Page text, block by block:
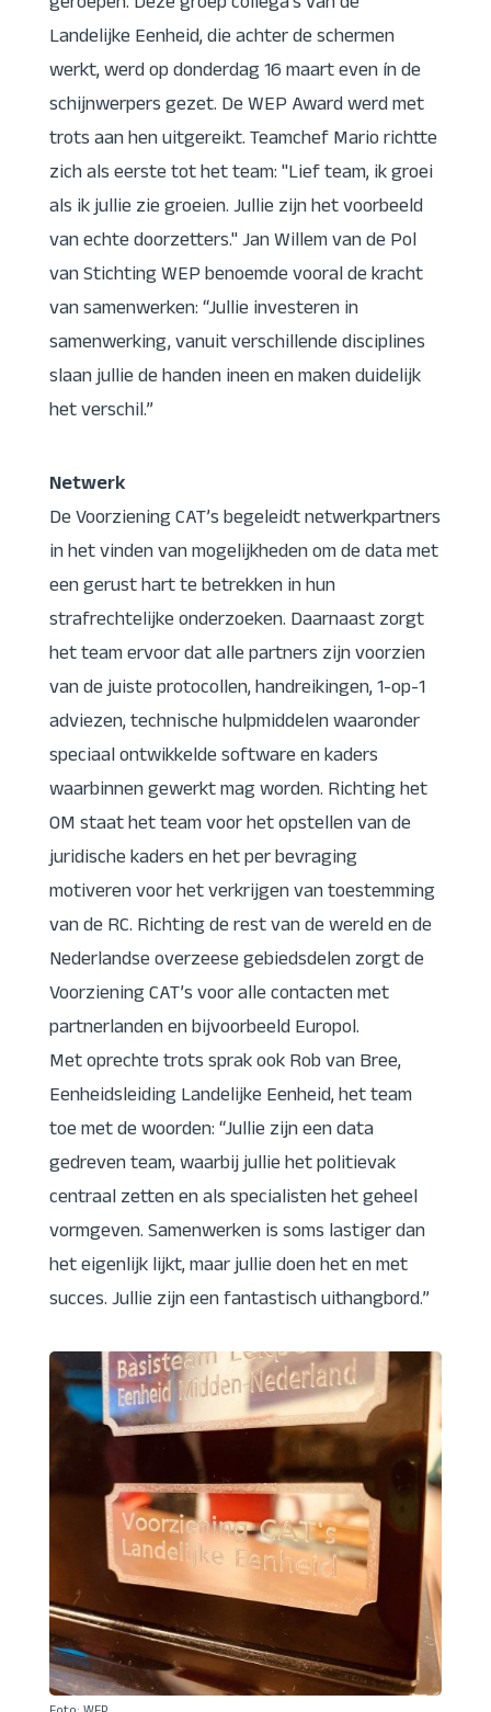
Landelijke Eenheid, die achter de schermen
werkt, werd op donderdag 16 maart even ín de
schijnwerpers gezet. De WEP Award werd met
trots aan hen uitgereikt. Teamchef Mario richtte
zich als eerste tot het team: "Lief team, ik groei
als ik jullie zie groeien. Jullie zijn het voorbeeld
van echte doorzetters." Jan Willem van de Pol
van Stichting WEP benoemde vooral de kracht
van samenwerken: “Jullie investeren in
samenwerking, vanuit verschillende disciplines
slaan jullie de handen ineen en maken duidelijk
het verschil.”
Netwerk
De Voorziening CAT’s begeleidt netwerkpartners
in het vinden van mogelijkheden om de data met
een gerust hart te betrekken in hun
strafrechtelijke onderzoeken. Daarnaast zorgt
het team ervoor dat alle partners zijn voorzien
van de juiste protocollen, handreikingen, 1-op-1
adviezen, technische hulpmiddelen waaronder
speciaal ontwikkelde software en kaders
waarbinnen gewerkt mag worden. Richting het
OM staat het team voor het opstellen van de
juridische kaders en het per bevraging
motiveren voor het verkrijgen van toestemming
van de RC. Richting de rest van de wereld en de
Nederlandse overzeese gebiedsdelen zorgt de
Voorziening CAT’s voor alle contacten met
partnerlanden en bijvoorbeeld Europol.
Met oprechte trots sprak ook Rob van Bree,
Eenheidsleiding Landelijke Eenheid, het team
toe met de woorden: “Jullie zijn een data
gedreven team, waarbij jullie het politievak
centraal zetten en als specialisten het geheel
vormgeven. Samenwerken is soms lastiger dan
het eigenlijk lijkt, maar jullie doen het en met
succes. Jullie zijn een fantastisch uithangbord.”